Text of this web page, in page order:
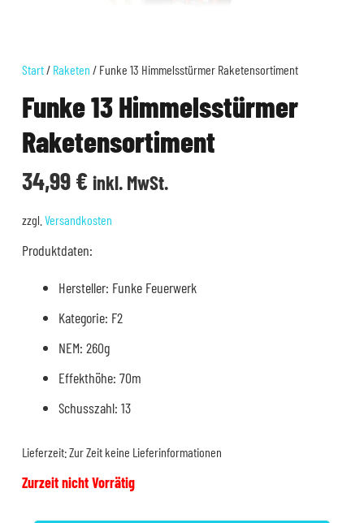
Start/ Raketen / Funke 13 Himmelsstürmer Raketensortiment
Funke 13 Himmelsstürmer
Raketensortiment
34,99€ inkl. MwSt.
zzgl. Versandkosten
Produktdaten:
Hersteller: Funke Feuerwerk
Kategorie: F2
NEM: 260g
Effekthöhe: 70m
Schusszahl: 13
Lieferzeit:Zur Zeit keine Lieferinformationen
Zurzeit nicht Vorrätig